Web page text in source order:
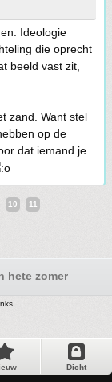
Ideologie
die oprecht
beeld vast zit,
zand. Want stel
op de
dat iemand je
10 11
hete zomer
Dicht